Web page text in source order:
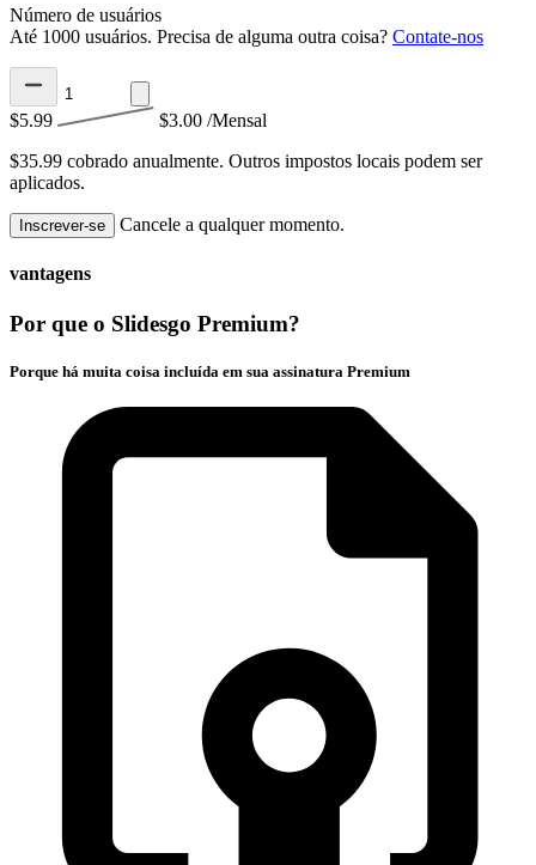
Número de usuários
Até 1000 usuários. Precisa de alguma outra coisa? Contate-nos
$5.99 $3.00 /Mensal
$35.99 cobrado anualmente. Outros impostos locais podem ser
aplicados.
Inscrever-se Cancele a qualquer momento.
vantagens
Por que o Slidesgo Premium?
Porque há muita coisa incluída em sua assinatura Premium